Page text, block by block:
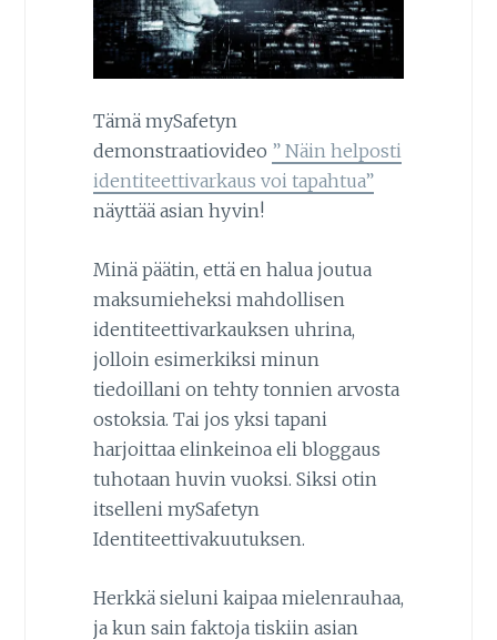
Tämä mySafetyn
demonstraatiovideo ” Näin helposti
identiteettivarkaus voi tapahtua”
näyttää asian hyvin!
Minä päätin, että en halua joutua
maksumieheksi mahdollisen
identiteettivarkauksen uhrina,
jolloin esimerkiksi minun
tiedoillani on tehty tonnien arvosta
ostoksia. Tai jos yksi tapani
harjoittaa elinkeinoa eli bloggaus
tuhotaan huvin vuoksi. Siksi otin
itselleni mySafetyn
Identiteettivakuutuksen.
Herkkä sieluni kaipaa mielenrauhaa,
ja kun sain faktoja tiskiin asian